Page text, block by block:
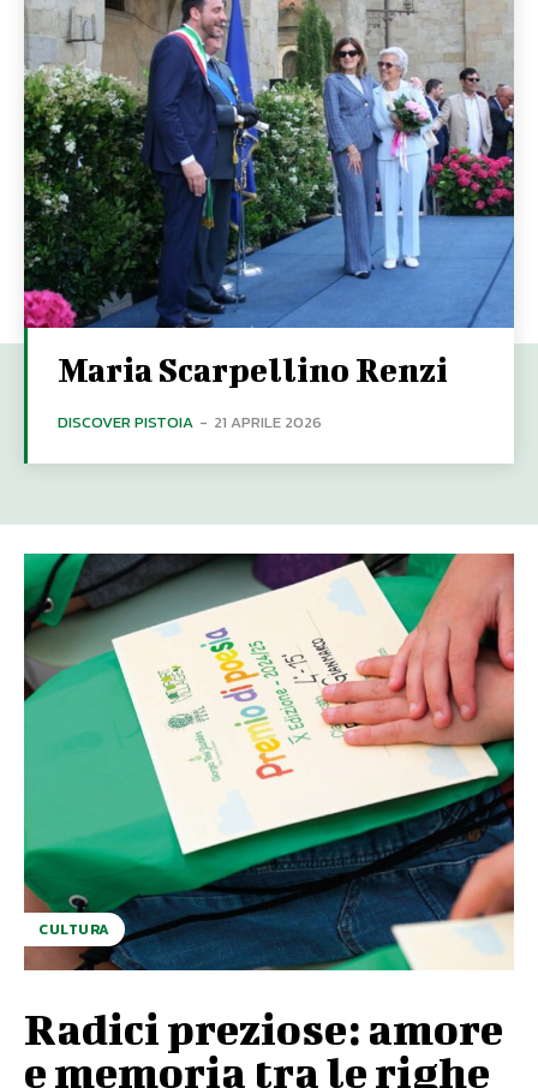
Maria Scarpellino Renzi
DISCOVER PISTOIA - 21 APRILE 2026
CULTURA
Radici preziose: amore
e memoria tra le righe